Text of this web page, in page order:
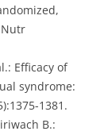
Efficacy of
syndrome:
1381.
B.: